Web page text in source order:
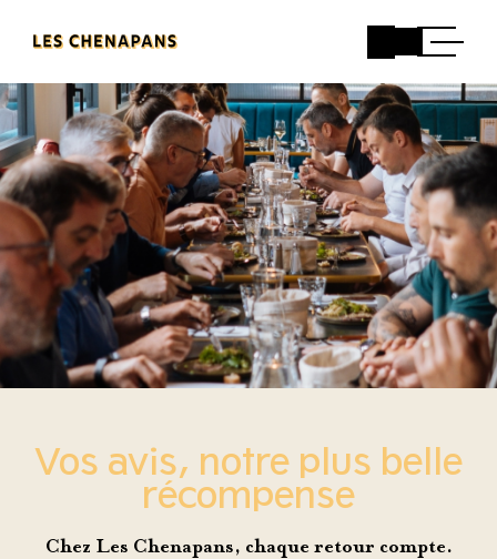
Vos avis, notre plus belle
récompense
Chez Les Chenapans, chaque retour compte.